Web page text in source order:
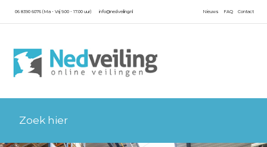
06 8390 6076 (Ma - Vrij 9.00 - 17.00 uur) info@nedveiling.nl Contact
FAQ
Nieuws